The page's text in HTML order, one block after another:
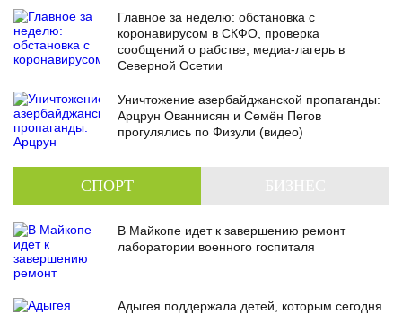
Главное за неделю: обстановка с
коронавирусом в СКФО, проверка
сообщений о рабстве, медиа-лагерь в
Северной Осетии
Уничтожение азербайджанской пропаганды:
Арцрун Ованнисян и Семён Пегов
прогулялись по Физули (видео)
СПОРТ
В Майкопе идет к завершению ремонт
лаборатории военного госпиталя
Адыгея поддержала детей, которым сегодня